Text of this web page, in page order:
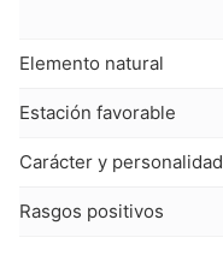
Elemento natural
Estación favorable
Carácter y personalidad
Rasgos positivos